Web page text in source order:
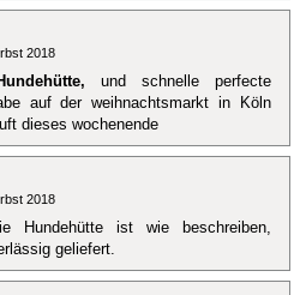
2018
und schnelle perfecte
auf der weihnachtsmarkt in Köln
dieses wochenende
2018
Hundehütte ist wie beschreiben,
geliefert.